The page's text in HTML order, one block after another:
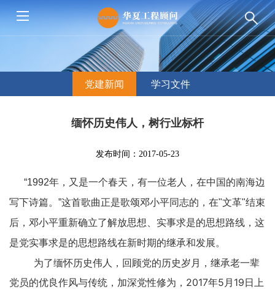
党建新闻 学习文件
缅怀历史伟人，树行业标杆
发布时间：2017-05-23
“1992年，又是一个春天，有一位老人，在中国的南海边
写下诗篇。”这首歌曲正是歌颂邓小平同志的，在"文革"结束
后，邓小平重新确立了解放思想、实事求是的思想路线，这
是党实事求是的思想路线在新时期的继承和发展。
为了缅怀历史伟人，回顾党的历史岁月，继承老一辈
党员的优良作风与传统，加深党性修为，2017年5月19日上